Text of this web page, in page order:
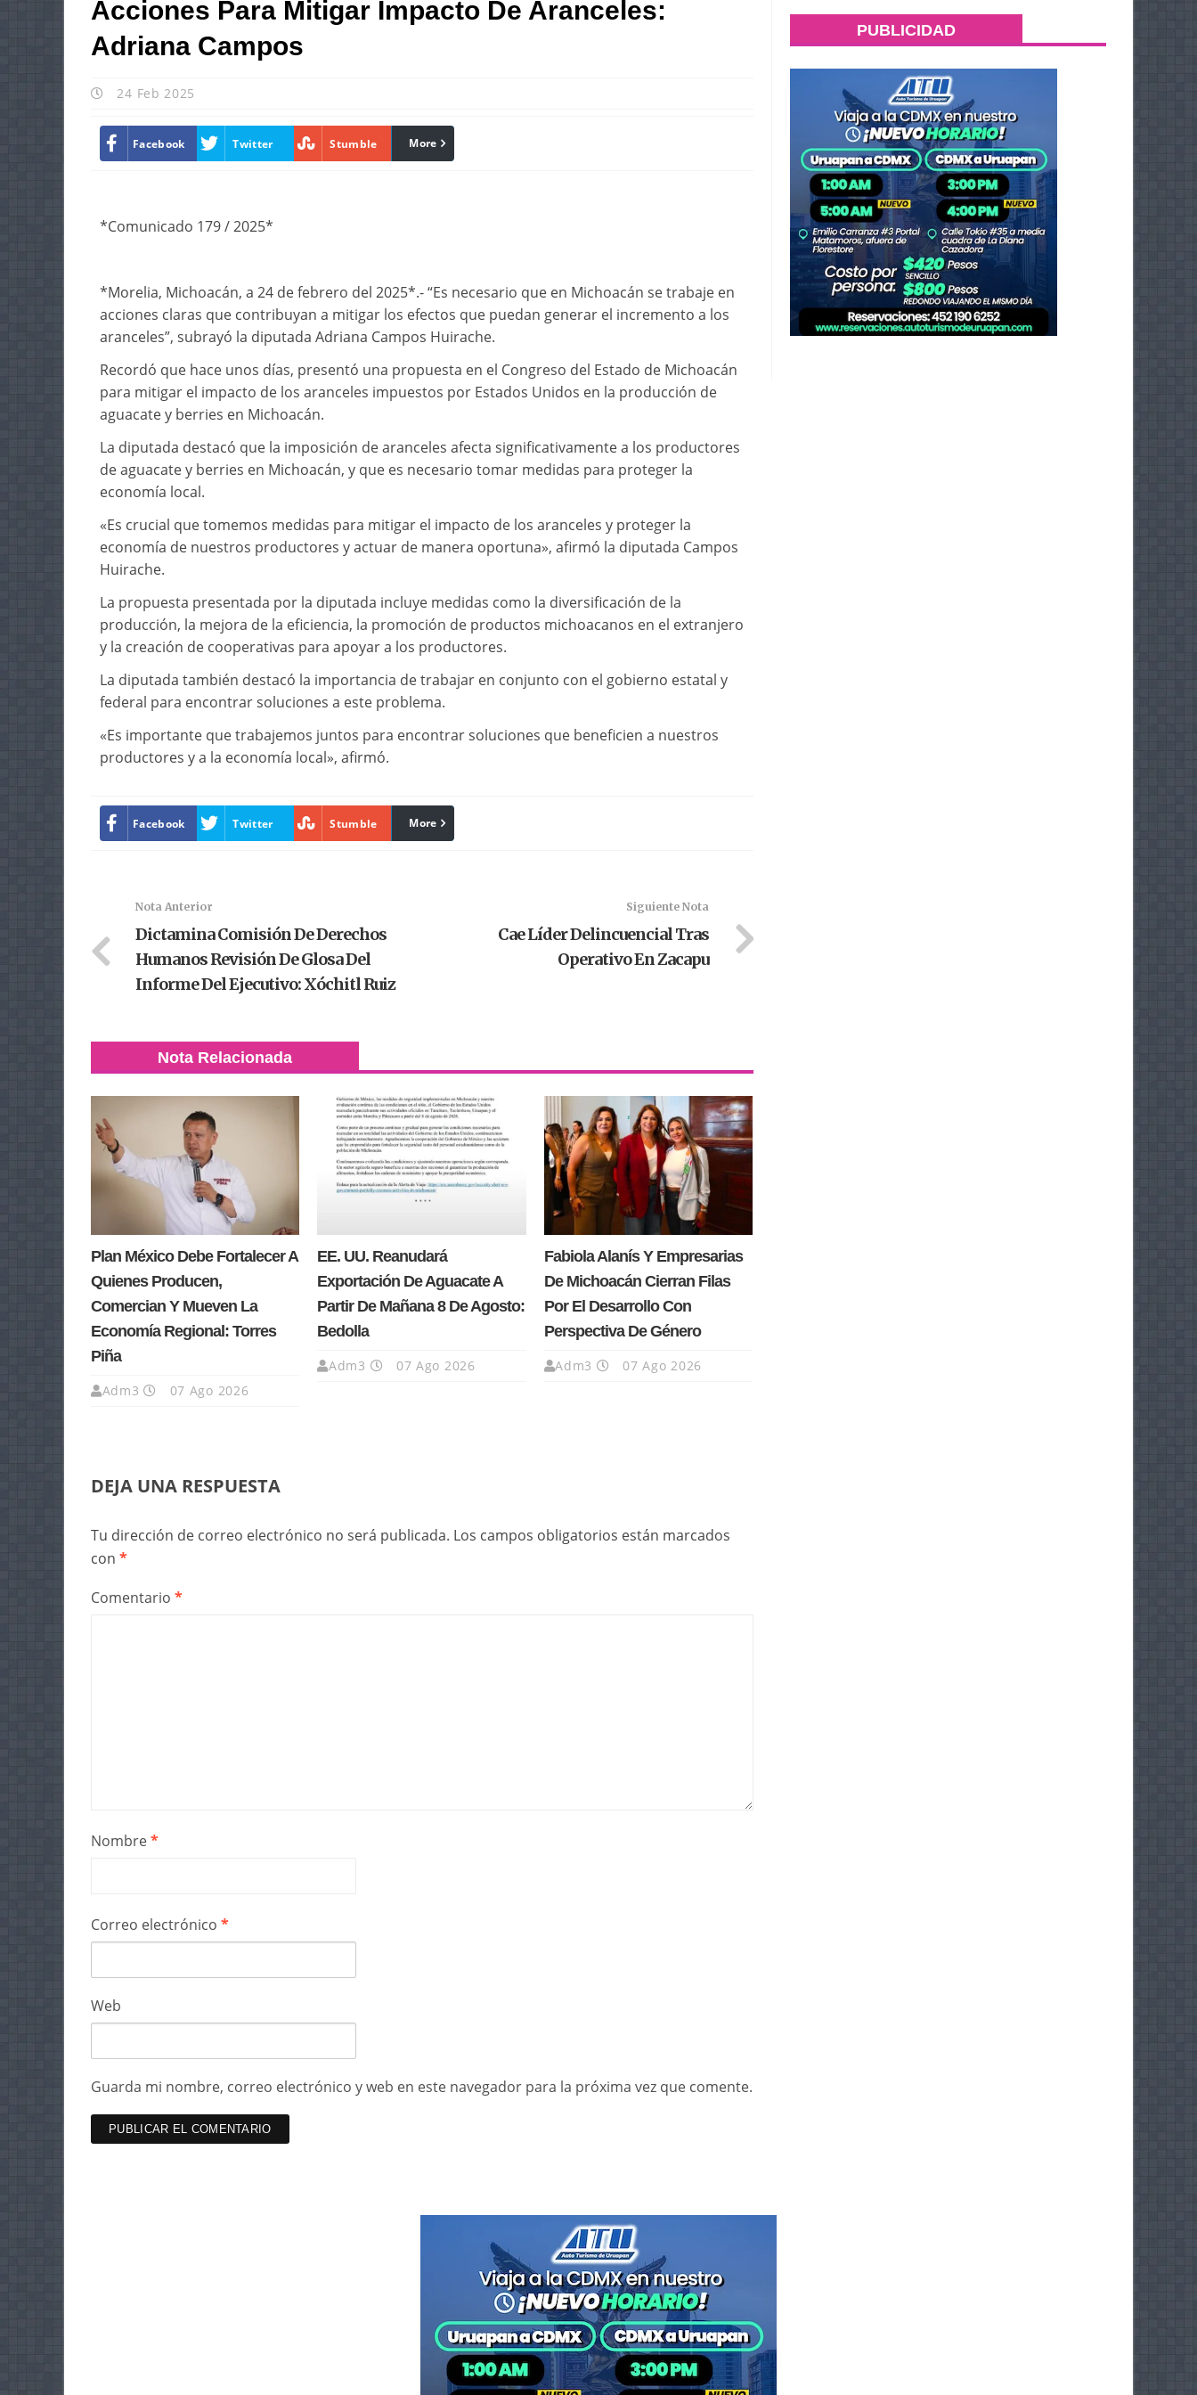
Acciones Para Mitigar Impacto De Aranceles:
Adriana Campos
24 Feb 2025
Facebook Twitter Stumble linkedin
More
*Comunicado 179 / 2025*
*Morelia, Michoacán, a 24 de febrero del 2025*.- “Es necesario que en Michoacán se trabaje en
acciones claras que contribuyan a mitigar los efectos que puedan generar el incremento a los
aranceles”, subrayó la diputada Adriana Campos Huirache.
Recordó que hace unos días, presentó una propuesta en el Congreso del Estado de Michoacán
para mitigar el impacto de los aranceles impuestos por Estados Unidos en la producción de
aguacate y berries en Michoacán.
La diputada destacó que la imposición de aranceles afecta significativamente a los productores
de aguacate y berries en Michoacán, y que es necesario tomar medidas para proteger la
economía local.
«Es crucial que tomemos medidas para mitigar el impacto de los aranceles y proteger la
economía de nuestros productores y actuar de manera oportuna», afirmó la diputada Campos
Huirache.
La propuesta presentada por la diputada incluye medidas como la diversificación de la
producción, la mejora de la eficiencia, la promoción de productos michoacanos en el extranjero
y la creación de cooperativas para apoyar a los productores.
La diputada también destacó la importancia de trabajar en conjunto con el gobierno estatal y
federal para encontrar soluciones a este problema.
«Es importante que trabajemos juntos para encontrar soluciones que beneficien a nuestros
productores y a la economía local», afirmó.
Facebook Twitter Stumble linkedin
More
Nota Anterior
Dictamina Comisión De Derechos
Humanos Revisión De Glosa Del
Informe Del Ejecutivo: Xóchitl Ruiz
Siguiente Nota
Cae Líder Delincuencial Tras
Operativo En Zacapu
Nota Relacionada
Plan México Debe Fortalecer A
Quienes Producen,
Comercian Y Mueven La
Economía Regional: Torres
Piña
Adm3 07 Ago 2026
EE. UU. Reanudará
Exportación De Aguacate A
Partir De Mañana 8 De Agosto:
Bedolla
Adm3 07 Ago 2026
Fabiola Alanís Y Empresarias
De Michoacán Cierran Filas
Por El Desarrollo Con
Perspectiva De Género
Adm3 07 Ago 2026
DEJA UNA RESPUESTA
Tu dirección de correo electrónico no será publicada. Los campos obligatorios están marcados
con *
Comentario *
Nombre*
Correo electrónico *
Web
Guarda mi nombre, correo electrónico y web en este navegador para la próxima vez que comente.
PUBLICIDAD